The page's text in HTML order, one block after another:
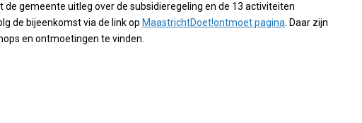
de gemeente uitleg over de subsidieregeling en de 13 activiteiten
de bijeenkomst via de link op MaastrichtDoet!ontmoet pagina . Daar zijn
en ontmoetingen te vinden.